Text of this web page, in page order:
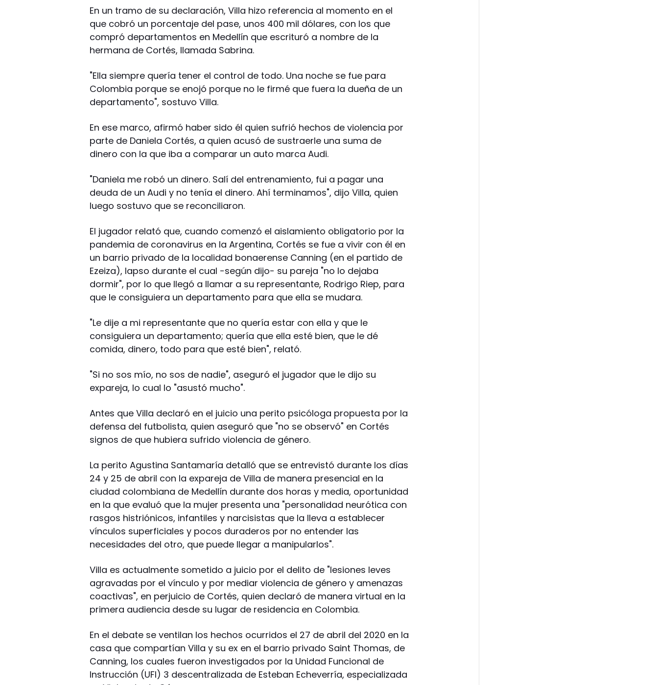
En un tramo de su declaración, Villa hizo referencia al momento en el
que cobró un porcentaje del pase, unos 400 mil dólares, con los que
compró departamentos en Medellín que escrituró a nombre de la
hermana de Cortés, llamada Sabrina.
"Ella siempre quería tener el control de todo. Una noche se fue para
Colombia porque se enojó porque no le firmé que fuera la dueña de un
departamento", sostuvo Villa.
En ese marco, afirmó haber sido él quien sufrió hechos de violencia por
parte de Daniela Cortés, a quien acusó de sustraerle una suma de
dinero con la que iba a comparar un auto marca Audi.
"Daniela me robó un dinero. Salí del entrenamiento, fui a pagar una
deuda de un Audi y no tenía el dinero. Ahí terminamos", dijo Villa, quien
luego sostuvo que se reconciliaron.
El jugador relató que, cuando comenzó el aislamiento obligatorio por la
pandemia de coronavirus en la Argentina, Cortés se fue a vivir con él en
un barrio privado de la localidad bonaerense Canning (en el partido de
Ezeiza), lapso durante el cual -según dijo- su pareja "no lo dejaba
dormir", por lo que llegó a llamar a su representante, Rodrigo Riep, para
que le consiguiera un departamento para que ella se mudara.
"Le dije a mi representante que no quería estar con ella y que le
consiguiera un departamento; quería que ella esté bien, que le dé
comida, dinero, todo para que esté bien", relató.
"Si no sos mío, no sos de nadie", aseguró el jugador que le dijo su
expareja, lo cual lo "asustó mucho".
Antes que Villa declaró en el juicio una perito psicóloga propuesta por la
defensa del futbolista, quien aseguró que "no se observó" en Cortés
signos de que hubiera sufrido violencia de género.
La perito Agustina Santamaría detalló que se entrevistó durante los días
24 y 25 de abril con la expareja de Villa de manera presencial en la
ciudad colombiana de Medellín durante dos horas y media, oportunidad
en la que evaluó que la mujer presenta una "personalidad neurótica con
rasgos histriónicos, infantiles y narcisistas que la lleva a establecer
vínculos superficiales y pocos duraderos por no entender las
necesidades del otro, que puede llegar a manipularlos".
Villa es actualmente sometido a juicio por el delito de "lesiones leves
agravadas por el vínculo y por mediar violencia de género y amenazas
coactivas", en perjuicio de Cortés, quien declaró de manera virtual en la
primera audiencia desde su lugar de residencia en Colombia.
En el debate se ventilan los hechos ocurridos el 27 de abril del 2020 en la
casa que compartían Villa y su ex en el barrio privado Saint Thomas, de
Canning, los cuales fueron investigados por la Unidad Funcional de
Instrucción (UFI) 3 descentralizada de Esteban Echeverría, especializada